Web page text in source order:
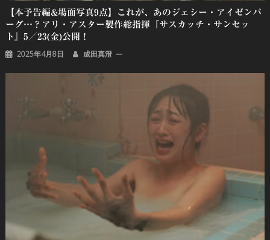
【本予告編&場面写真9点】これが、あのジェシー・アイゼンバ
ーグ…？アリ・アスター製作総指揮『サスカッチ・サンセッ
ト』5／23(金)公開！
2025年4月8日 成田真澄